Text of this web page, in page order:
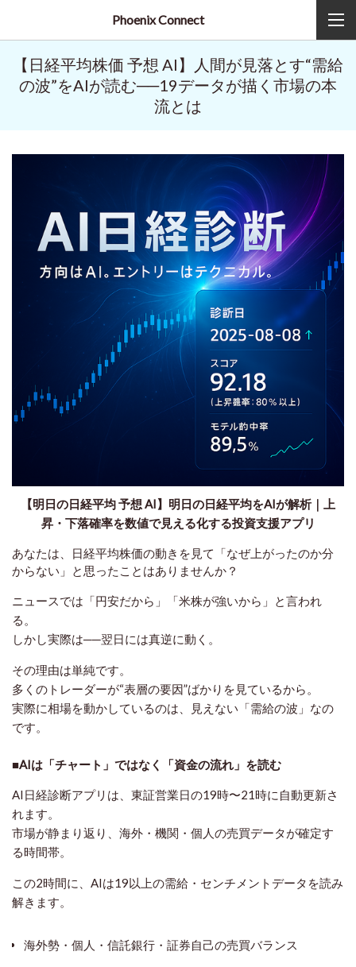
Phoenix Connect
【日経平均株価 予想 AI】人間が見落とす“需給
の波”をAIが読む──19データが描く市場の本
流とは
【明日の日経平均 予想 AI】明日の日経平均をAIが解析｜上
昇・下落確率を数値で見える化する投資支援アプリ
あなたは、日経平均株価の動きを見て「なぜ上がったのか分
からない」と思ったことはありませんか？
ニュースでは「円安だから」「米株が強いから」と言われ
る。
しかし実際は──翌日には真逆に動く。
その理由は単純です。
多くのトレーダーが“表層の要因”ばかりを見ているから。
実際に相場を動かしているのは、見えない「需給の波」なの
です。
■AIは「チャート」ではなく「資金の流れ」を読む
AI日経診断アプリは、 東証営業日の19時〜21時に自動更新さ
れます。
市場が静まり返り、海外・機関・個人の売買データが確定す
る時間帯。
この2時間に、AIは19以上の需給・センチメントデータ を読み
解きます。
海外勢・個人・信託銀行・証券自己の売買バランス